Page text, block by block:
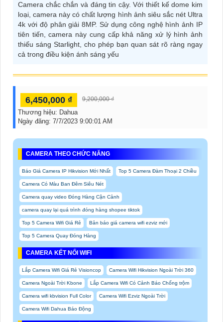
Camera chắc chắn và đáng tin cậy. Với thiết kế dome kim
loại, camera này có chất lượng hình ảnh siêu sắc nét Ultra
4k với độ phân giải 8MP. Sử dụng công nghệ hình ảnh IP
tiên tiến, camera này cung cấp khả năng xử lý hình ảnh
thiếu sáng Starlight, cho phép bạn quan sát rõ ràng ngay
cả trong điều kiện ánh sáng yếu
6,450,000 ₫ 9,200,000 ₫
Thương hiệu: Dahua
Ngày đăng: 7/7/2023 9:00:01 AM
CAMERA THEO CHỨC NĂNG
Báo Giá Camera IP Hikvision Mới Nhất Top 5 Camera Đàm Thoại 2 Chiều
Camera Có Màu Ban Đêm Siêu Nét
Camera quay video Đóng Hàng Cận Cảnh
camera quay lại quá trình đóng hàng shopee tiktok
Top 5 Camera Wifi Giá Rẻ Bản báo giá camera wifi ezviz mới
Top 5 Camera Quay Đóng Hàng
CAMERA KẾT NỐI WIFI
Lắp Camera Wifi Giá Rẻ Visioncop Camera Wifi Hikvision Ngoài Trời 360
Camera Ngoài Trời Kbone Lắp Camera Wifi Có Cảnh Báo Chống trộm
Camera wifi kbvision Full Color Camera Wifi Ezviz Ngoài Trời
Camera Wifi Dahua Báo Động